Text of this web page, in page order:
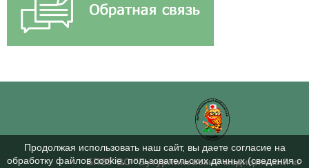
БПОУ ВО "Бутурлиновский медицинский
Продолжая использовать наш сайт, вы даете согласие на
обработку файлов cookie, пользовательских данных (сведения о